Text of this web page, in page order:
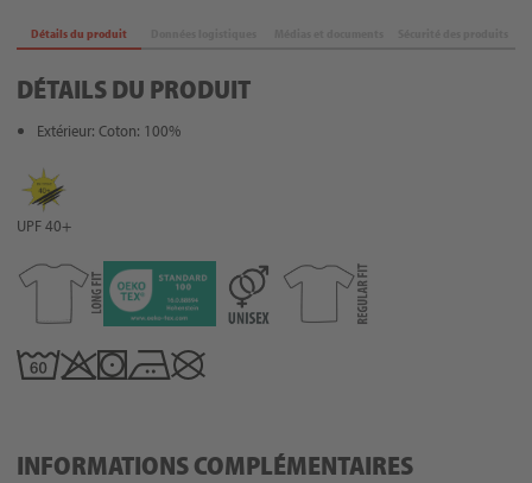
Détails du produit
DÉTAILS DU PRODUIT
Extérieur: Coton: 100%
UPF 40+
INFORMATIONS COMPLÉMENTAIRES